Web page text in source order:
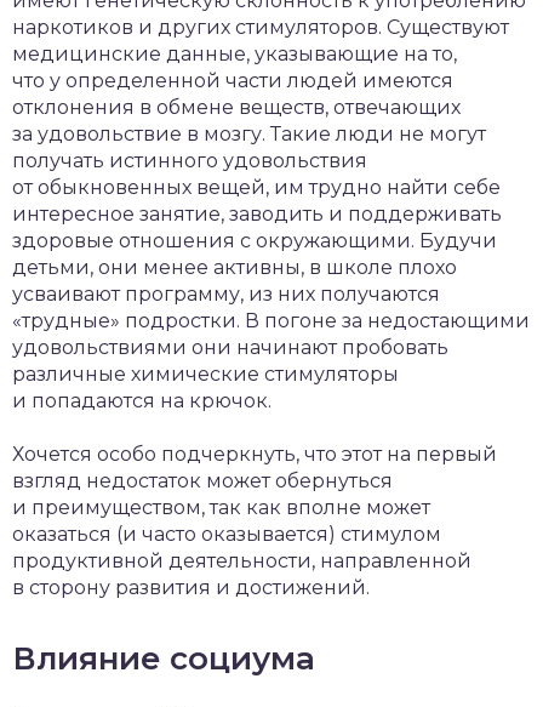
наркотиков и других стимуляторов. Существуют
медицинские данные, указывающие на то,
что у определенной части людей имеются
отклонения в обмене веществ, отвечающих
за удовольствие в мозгу. Такие люди не могут
получать истинного удовольствия
от обыкновенных вещей, им трудно найти себе
интересное занятие, заводить и поддерживать
здоровые отношения с окружающими. Будучи
детьми, они менее активны, в школе плохо
усваивают программу, из них получаются
«трудные» подростки. В погоне за недостающими
удовольствиями они начинают пробовать
различные химические стимуляторы
и попадаются на крючок.
Хочется особо подчеркнуть, что этот на первый
взгляд недостаток может обернуться
и преимуществом, так как вполне может
оказаться (и часто оказывается) стимулом
продуктивной деятельности, направленной
в сторону развития и достижений.
Влияние социума